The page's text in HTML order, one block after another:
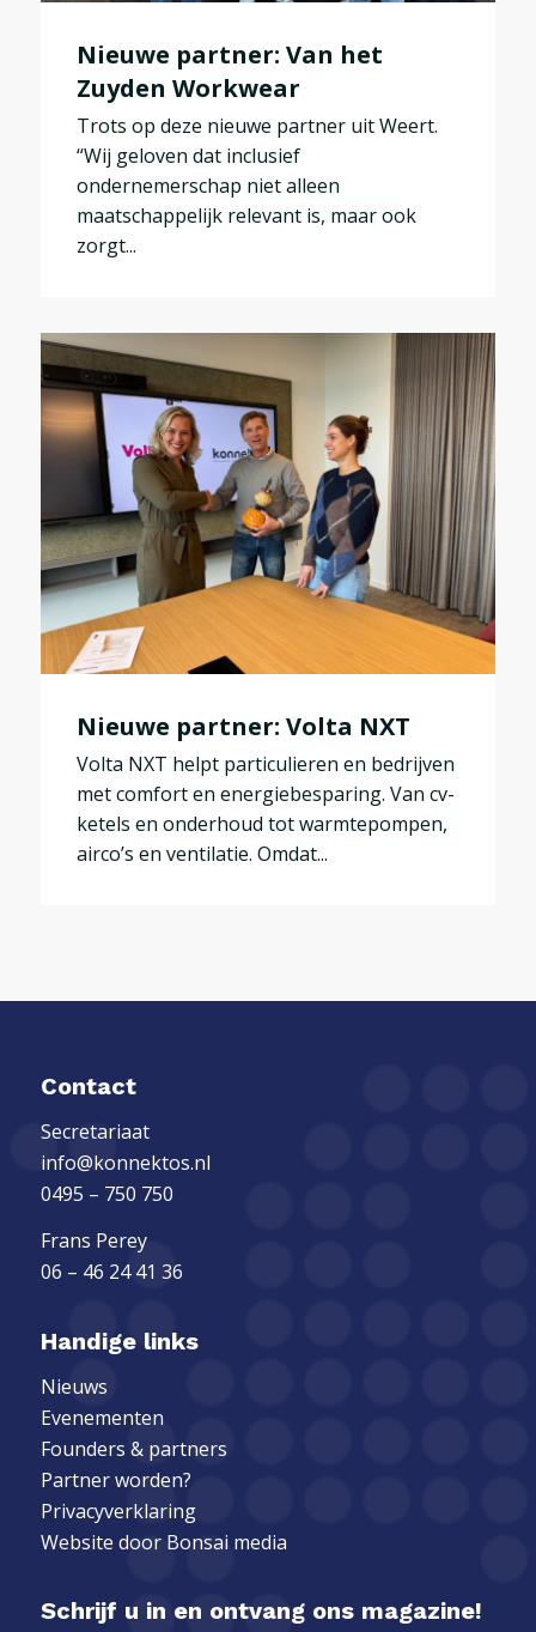
Nieuwe partner: Van het
Zuyden Workwear
Trots op deze nieuwe partner uit Weert.
“Wij geloven dat inclusief
ondernemerschap niet alleen
maatschappelijk relevant is, maar ook
zorgt...
Nieuwe partner: Volta NXT
Volta NXT helpt particulieren en bedrijven
met comfort en energiebesparing. Van cv-
ketels en onderhoud tot warmtepompen,
airco’s en ventilatie. Omdat...
Contact
Secretariaat
info@konnektos.nl
0495 – 750 750
Frans Perey
06 – 46 24 41 36
Handige links
Nieuws
Evenementen
Founders & partners
Partner worden?
Privacyverklaring
Website door Bonsai media
Schrijf u in en ontvang ons magazine!